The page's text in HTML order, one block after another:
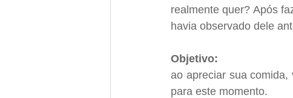
realmente quer? Após
havia observado dele
Objetivo:
ao apreciar sua
para este momento.